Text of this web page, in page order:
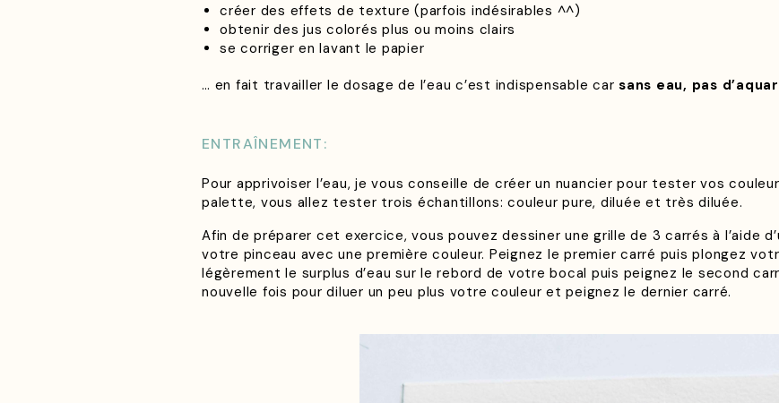
créer des effets de texture (parfois indésirables ^^)
obtenir des jus colorés plus ou moins clairs
se corriger en lavant le papier
… en fait travailler le dosage de l’eau c’est indispensable car sans eau, pas
ENTRAÎNEMENT:
Pour apprivoiser l’eau, je vous conseille de créer un nuancier pour tester vos
palette, vous allez tester trois échantillons: couleur pure, diluée et très diluée.
Afin de préparer cet exercice, vous pouvez dessiner une grille de 3 carrés à l’aide
votre pinceau avec une première couleur. Peignez le premier carré puis plongez
légèrement le surplus d’eau sur le rebord de votre bocal puis peignez le second
nouvelle fois pour diluer un peu plus votre couleur et peignez le dernier carré.